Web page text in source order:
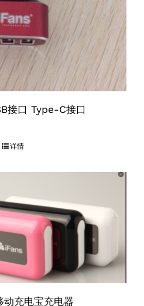
接口 Type-C接口
详情
充电宝充电器